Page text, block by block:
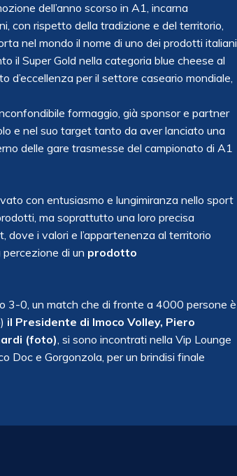
dell’anno scorso in A1, incarna
con rispetto della tradizione e del territorio,
nel mondo il nome di uno dei prodotti italiani
il Super Gold nella categoria blue cheese al
d’eccellenza per il settore caseario mondiale,
formaggio, già sponsor e partner
e nel suo target tanto da aver lanciato una
delle gare trasmesse del campionato di A1
con entusiasmo e lungimiranza nello sport
ma soprattutto una loro precisa
dove i valori e l’appartenenza al territorio
di un prodotto
3-0, un match che di fronte a 4000 persone è
il Presidente di Imoco Volley, Piero
(foto), si sono incontrati nella Vip Lounge
Doc e Gorgonzola, per un brindisi finale